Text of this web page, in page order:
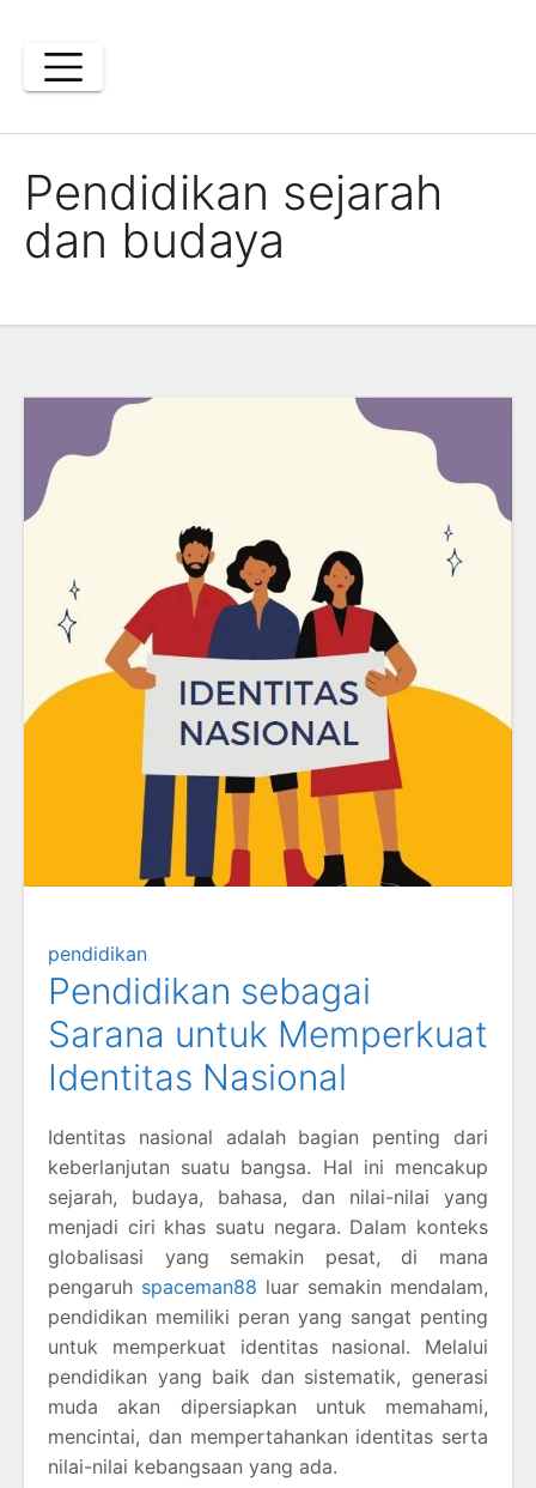
content
Pendidikan sejarah
dan budaya
pendidikan
Pendidikan sebagai
Sarana untuk Memperkuat
Identitas Nasional
Identitas nasional adalah bagian penting dari
keberlanjutan suatu bangsa. Hal ini mencakup
sejarah, budaya, bahasa, dan nilai-nilai yang
menjadi ciri khas suatu negara. Dalam konteks
globalisasi yang semakin pesat, di mana
pengaruh spaceman88 luar semakin mendalam,
pendidikan memiliki peran yang sangat penting
untuk memperkuat identitas nasional. Melalui
pendidikan yang baik dan sistematik, generasi
muda akan dipersiapkan untuk memahami,
mencintai, dan mempertahankan identitas serta
nilai-nilai kebangsaan yang ada.